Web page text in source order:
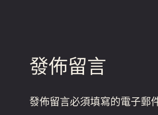
發佈留言
發佈留言必須填寫的電子郵